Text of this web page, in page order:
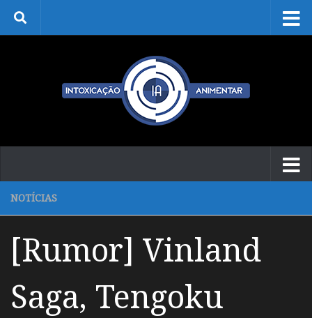
Skip to content
NOTÍCIAS
[Rumor] Vinland
Saga, Tengoku